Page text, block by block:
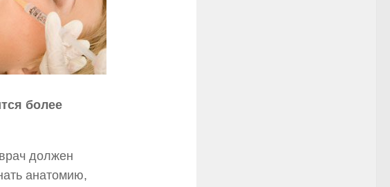
более
должен
анатомию,